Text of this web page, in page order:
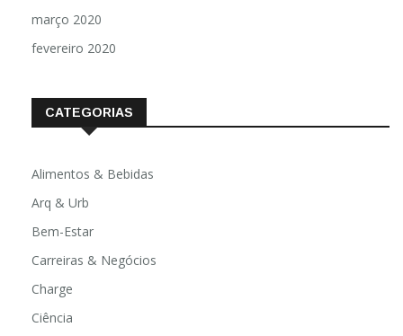
março 2020
fevereiro 2020
CATEGORIAS
Alimentos & Bebidas
Arq & Urb
Bem-Estar
Carreiras & Negócios
Charge
Ciência